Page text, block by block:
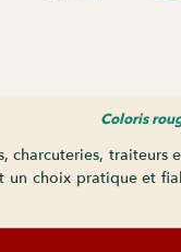
Coloris
traiteurs
choix pratique et